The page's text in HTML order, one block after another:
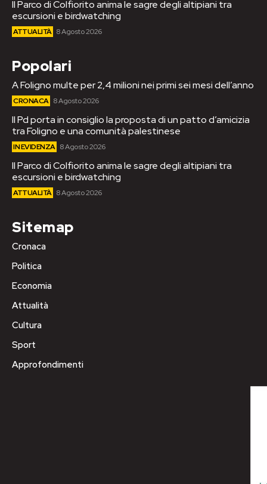
Il Parco di Colfiorito anima le sagre degli altipiani tra
escursioni e birdwatching
ATTUALITÀ 8 Agosto 2026
Popolari
A Foligno multe per 2,4 milioni nei primi sei mesi dell’anno
CRONACA 8 Agosto 2026
Il Pd porta in consiglio la proposta di un patto d’amicizia
tra Foligno e una comunità palestinese
IN EVIDENZA 8 Agosto 2026
Il Parco di Colfiorito anima le sagre degli altipiani tra
escursioni e birdwatching
ATTUALITÀ 8 Agosto 2026
Sitemap
Cronaca
Politica
Economia
Attualità
Cultura
Sport
Approfondimenti